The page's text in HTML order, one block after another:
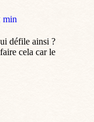
min
défile ainsi ?
cela car le